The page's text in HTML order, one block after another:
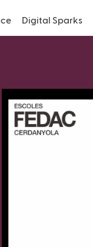
Digital Sparks